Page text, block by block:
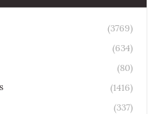
(3769)
(634)
(80)
(1416)
(337)